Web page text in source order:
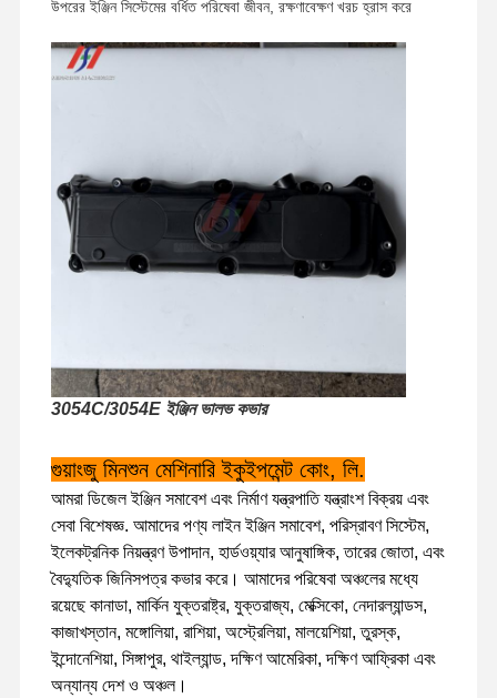
বাড়ি পণ্য ভিআর শো আমাদের সম্বন্ধে
উপরের ইঞ্জিন সিস্টেমের বর্ধিত পরিষেবা জীবন, রক্ষণাবেক্ষণ খরচ হ্রাস করে
3054C/3054E ইঞ্জিন ভালভ কভার
গুয়াংজু মিনশুন মেশিনারি ইকুইপমেন্ট কোং, লি.
আমরা ডিজেল ইঞ্জিন সমাবেশ এবং নির্মাণ যন্ত্রপাতি যন্ত্রাংশ বিক্রয় এবং
সেবা বিশেষজ্ঞ. আমাদের পণ্য লাইন ইঞ্জিন সমাবেশ, পরিস্রাবণ সিস্টেম,
ইলেকট্রনিক নিয়ন্ত্রণ উপাদান, হার্ডওয়্যার আনুষাঙ্গিক, তারের জোতা, এবং
বৈদ্যুতিক জিনিসপত্র কভার করে। আমাদের পরিষেবা অঞ্চলের মধ্যে
রয়েছে কানাডা, মার্কিন যুক্তরাষ্ট্র, যুক্তরাজ্য, মেক্সিকো, নেদারল্যান্ডস,
কাজাখস্তান, মঙ্গোলিয়া, রাশিয়া, অস্ট্রেলিয়া, মালয়েশিয়া, তুরস্ক,
ইন্দোনেশিয়া, সিঙ্গাপুর, থাইল্যান্ড, দক্ষিণ আমেরিকা, দক্ষিণ আফ্রিকা এবং
অন্যান্য দেশ ও অঞ্চল।